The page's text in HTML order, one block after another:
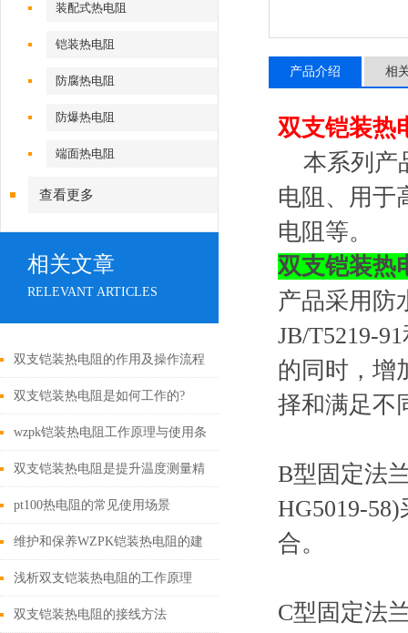
装配式热电阻
铠装热电阻
防腐热电阻
防爆热电阻
端面热电阻
查看更多
相关文章
RELEVANT ARTICLES
双支铠装热电阻的作用及操作流程
双支铠装热电阻是如何工作的?
wzpk铠装热电阻工作原理与使用条
件
双支铠装热电阻是提升温度测量精
确性的关键技术
pt100热电阻的常见使用场景
维护和保养WZPK铠装热电阻的建
议
浅析双支铠装热电阻的工作原理
双支铠装热电阻的接线方法
产品介绍 相
双支铠装热
本系列产
电阻、用于
电阻等。
双支铠装热
产品采用防
JB/T5219-
的同时，增
择和满足不
B型固定法
HG5019-
合。
C型固定法